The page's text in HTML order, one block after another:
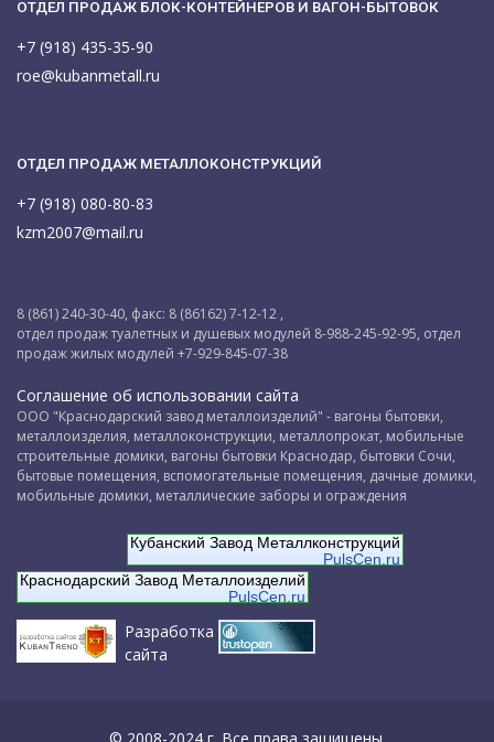
ОТДЕЛ ПРОДАЖ БЛОК-КОНТЕЙНЕРОВ И ВАГОН-БЫТОВОК
+7 (918) 435-35-90
roe@kubanmetall.ru
ОТДЕЛ ПРОДАЖ МЕТАЛЛОКОНСТРУКЦИЙ
+7 (918) 080-80-83
kzm2007@mail.ru
8 (861) 240-30-40, факс: 8 (86162) 7-12-12 ,
отдел продаж туалетных и душевых модулей 8-988-245-92-95, отдел
продаж жилых модулей +7-929-845-07-38
Соглашение об использовании сайта
ООО "Краснодарский завод металлоизделий" - вагоны бытовки,
металлоизделия, металлоконструкции, металлопрокат, мобильные
строительные домики, вагоны бытовки Краснодар, бытовки Сочи,
бытовые помещения, вспомогательные помещения, дачные домики,
мобильные домики, металлические заборы и ограждения
Кубанский Завод Металлконструкций
PulsCen.ru
Краснодарский Завод Металлоизделий
PulsCen.ru
Разработка
сайта